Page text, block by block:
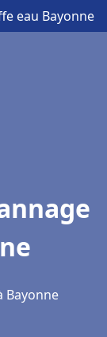
eau Bayonne
Bayonne